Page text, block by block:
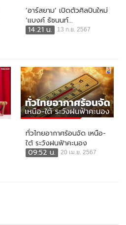
‘อาร์สยาม’ เปิดตัวศิลปินใหม่
‘แบงค์ ธัชนนท์...
14:21 น.
13 ก.ย. 2567
ทั่วไทยอากาศร้อนจัด เหนือ-
ใต้ ระวังฝนฟ้าคะนอง
09:52 น.
20 เม.ย. 2567